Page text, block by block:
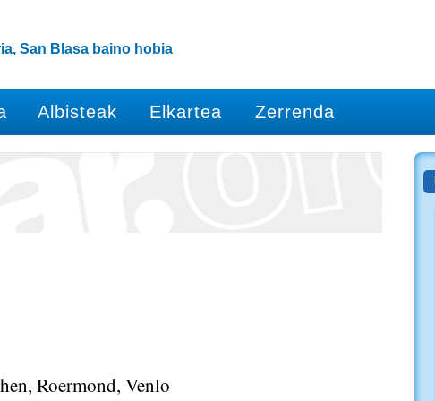
San Blasa baino hobia
Albisteak Elkartea Zerrenda
Roermond, Venlo